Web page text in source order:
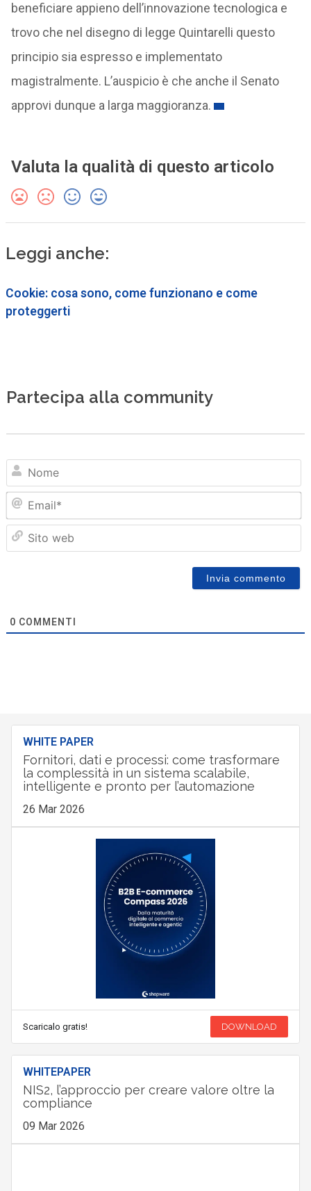
beneficiare appieno dell’innovazione tecnologica e
trovo che nel disegno di legge Quintarelli questo
principio sia espresso e implementato
magistralmente. L’auspicio è che anche il Senato
approvi dunque a larga maggioranza.
Valuta la qualità di questo articolo
Leggi anche:
Cookie: cosa sono, come funzionano e come
proteggerti
Partecipa alla community
0 COMMENTI
WHITE PAPER
Fornitori, dati e processi: come trasformare
la complessità in un sistema scalabile,
intelligente e pronto per l’automazione
26 Mar 2026
Scaricalo gratis! DOWNLOAD
WHITEPAPER
NIS2, l’approccio per creare valore oltre la
compliance
09 Mar 2026